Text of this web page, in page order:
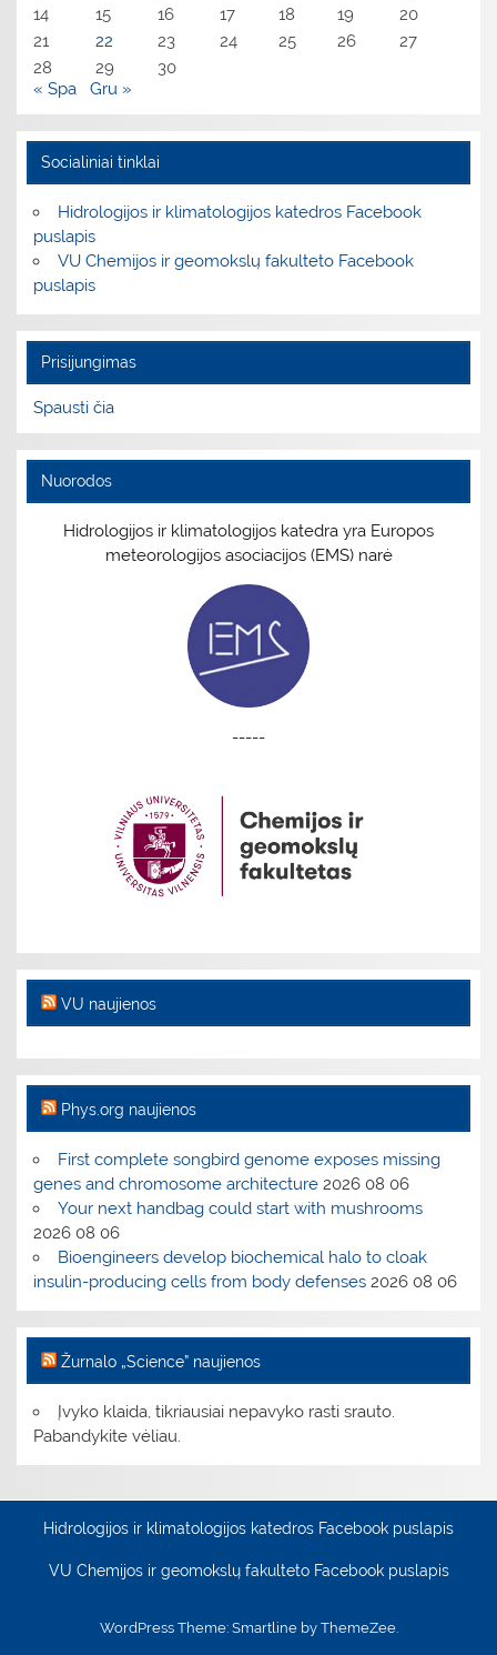
14
15 16 17 18 19
20
21
22 23 24 25 26
27
28
29
30
« Spa
Gru »
Socialiniai tinklai
Hidrologijos ir klimatologijos katedros Facebook
puslapis
VU Chemijos ir geomokslų fakulteto Facebook
puslapis
Prisijungimas
Spausti čia
Nuorodos
Hidrologijos ir klimatologijos katedra yra Europos
meteorologijos asociacijos (EMS) narė
-----
VU naujienos
Phys.org naujienos
First complete songbird genome exposes missing
genes and chromosome architecture 2026 08 06
Your next handbag could start with mushrooms
2026 08 06
Bioengineers develop biochemical halo to cloak
insulin-producing cells from body defenses 2026 08 06
Žurnalo „Science” naujienos
Įvyko klaida, tikriausiai nepavyko rasti srauto.
Pabandykite vėliau.
Hidrologijos ir klimatologijos katedros Facebook puslapis
VU Chemijos ir geomokslų fakulteto Facebook puslapis
WordPress Theme: Smartline by ThemeZee.